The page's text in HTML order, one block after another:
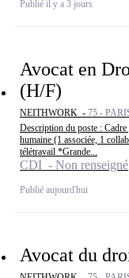
Publié il y a 3 jours
Avocat en
(H/F)
NEITHWORK - 75 -
Description du poste :
humaine (1 associée, 1
télétravail *Grande...
CDI - Non renseigné
Publié aujourd'hui
Avocat du